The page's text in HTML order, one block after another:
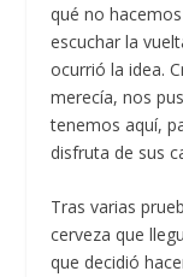
qué no
escuchar la
ocurrió la idea.
merecía, nos
tenemos aquí,
disfruta de sus
Tras varias
cerveza que
que decidió